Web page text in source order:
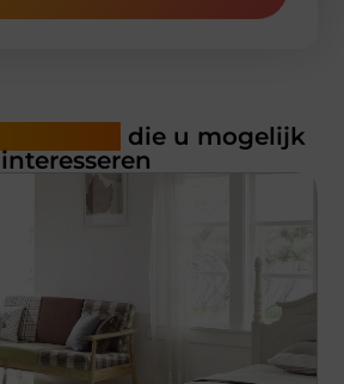
die u mogelijk
interesseren